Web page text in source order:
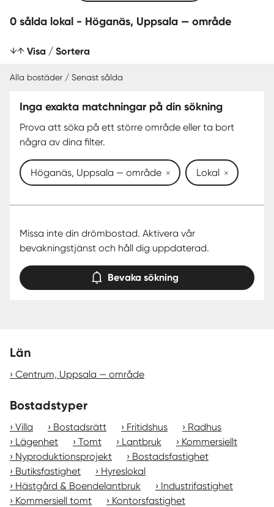
0 sålda lokal - Höganäs, Uppsala — område
Visa / Sortera
SENAST SÅLDA
Alla bostäder / Senast sålda
Inga exakta matchningar på din sökning
Prova att söka på ett större område eller ta bort
några av dina filter.
Höganäs, Uppsala — område Lokal
Missa inte din drömbostad. Aktivera vår
bevakningstjänst och håll dig uppdaterad.
Bevaka sökning
Län
Centrum, Uppsala — område
Bostadstyper
Villa Bostadsrätt Fritidshus
Radhus
Lägenhet
Tomt Lantbruk
Kommersiellt
Nyproduktionsprojekt
Bostadsfastighet
Butiksfastighet
Hyreslokal
Hästgård & Boendelantbruk
Industrifastighet
Kommersiell tomt
Kontorsfastighet